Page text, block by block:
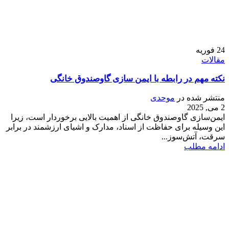
24 فوریه
مقالات
نکته مهم در رابطه با ایمن سازی گاوصندوق خانگی
منتشر شده در موحدی
2 می, 2025
ایمن‌سازی گاوصندوق خانگی از اهمیت بالایی برخوردار است، زیرا
این وسیله برای حفاظت از اسناد، مدارک و اشیای ارزشمند در برابر
سرقت، آتش‌سوز...
ادامه مطلب